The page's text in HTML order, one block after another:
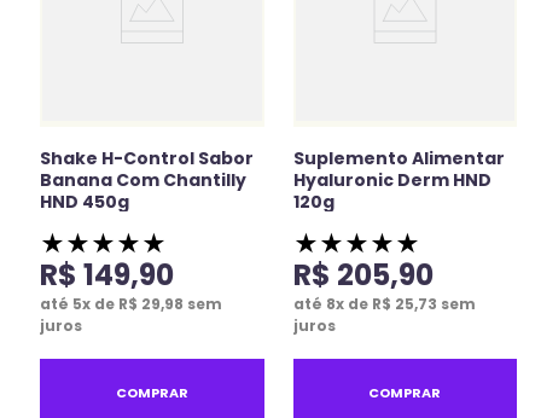
Shake H-Control Sabor
Banana Com Chantilly
HND 450g
★★★★★
R$ 149,90
até 5x de R$ 29,98 sem
juros
COMPRAR
Suplemento Alimentar
Hyaluronic Derm HND
120g
★★★★★
R$ 205,90
até 8x de R$ 25,73 sem
juros
COMPRAR